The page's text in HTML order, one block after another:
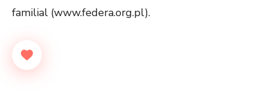
familial (www.federa.org.pl).